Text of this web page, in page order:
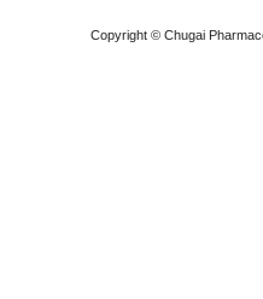
Copyright © Chugai